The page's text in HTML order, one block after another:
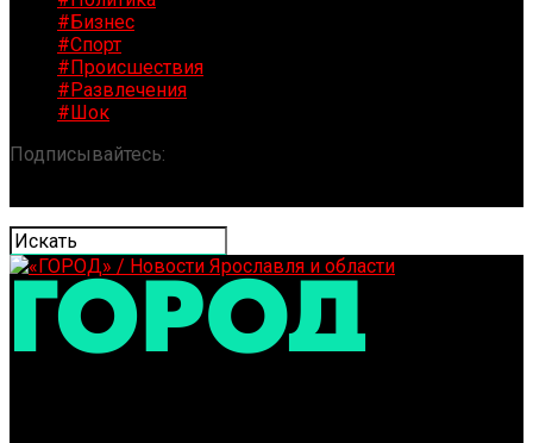
#Бизнес
#Спорт
#Происшествия
#Развлечения
#Шок
Подписывайтесь: